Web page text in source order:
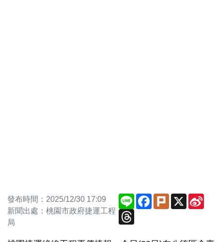
發布時間：2025/12/30 17:09
新聞出處：桃園市政府捷運工程
局
Line Facebook
PlurkX
Threads